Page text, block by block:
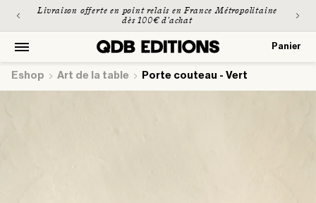
passer
contenu
Livraison offerte en point relais en France Métropolitaine
dès 100€ d'achat
Panier
Panier
Eshop art de la table Porte couteau - Vert